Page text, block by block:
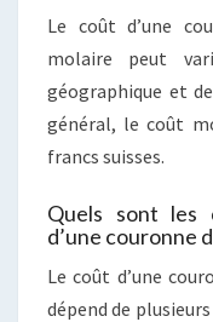
Le coût d’une
molaire peut
géographique et
général, le coût
francs suisses.
Quels sont les
d’une couronne
Le coût d’une
dépend de